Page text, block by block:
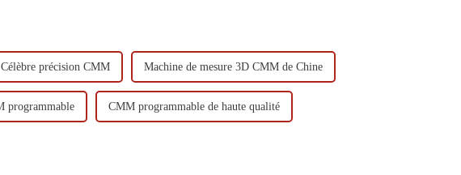
Célèbre précision CMM Machine de mesure 3D CMM de Chine
programmable CMM programmable de haute qualité